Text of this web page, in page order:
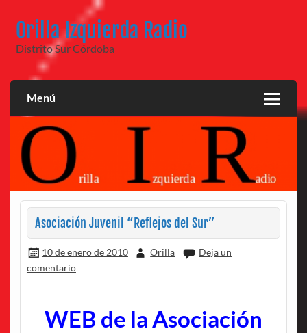
contenido
Orilla Izquierda Radio
Distrito Sur Córdoba
Menú
Asociación Juvenil “Reflejos del Sur”
10 de enero de 2010 Orilla
Deja un
comentario
WEB de la Asociación